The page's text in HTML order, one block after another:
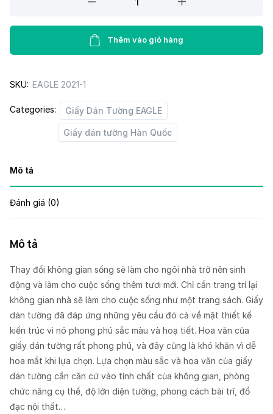
Tường
2021-
quantity
Thêm vào giỏ hàng
SKU: EAGLE 2021-1
Categories: Giấy Dán Tường EAGLE
Giấy dán tường Hàn Quốc
Mô tả
Đánh giá (0)
Mô tả
Thay đổi không gian sống sẽ làm cho ngôi nhà trở nên sinh
động và làm cho cuộc sống thêm tươi mới. Chỉ cần trang trí lại
không gian nhà sẽ làm cho cuộc sống như một trang sách. Giấy
dán tường đã đáp ứng những yêu cầu đó cả về mặt thiết kế
kiến trúc vì nó phong phú sắc màu và hoạ tiết. Hoa văn của
giấy dán tường rất phong phú, và đây cũng là khó khăn vì dễ
hoa mắt khi lựa chọn. Lựa chọn màu sắc và hoa văn của giấy
dán tường cần căn cứ vào tính chất của không gian, phòng
chức năng cụ thể, độ lớn diện tường, phong cách bài trí, đồ
đạc nội thất…